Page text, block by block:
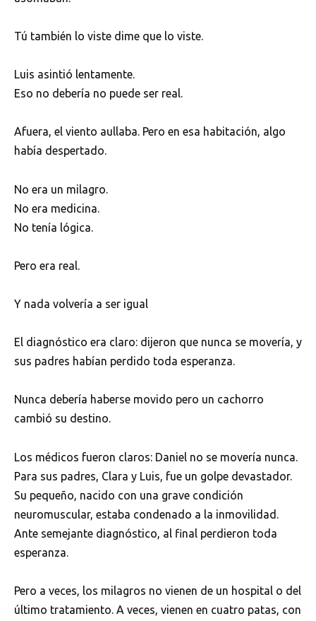
Tú también lo viste dime que lo viste.
Luis asintió lentamente.
Eso no debería no puede ser real.
Afuera, el viento aullaba. Pero en esa habitación, algo
había despertado.
No era un milagro.
No era medicina.
No tenía lógica.
Pero era real.
Y nada volvería a ser igual
El diagnóstico era claro: dijeron que nunca se movería, y
sus padres habían perdido toda esperanza.
Nunca debería haberse movido pero un cachorro
cambió su destino.
Los médicos fueron claros: Daniel no se movería nunca.
Para sus padres, Clara y Luis, fue un golpe devastador.
Su pequeño, nacido con una grave condición
neuromuscular, estaba condenado a la inmovilidad.
Ante semejante diagnóstico, al final perdieron toda
esperanza.
Pero a veces, los milagros no vienen de un hospital o del
último tratamiento. A veces, vienen en cuatro patas, con